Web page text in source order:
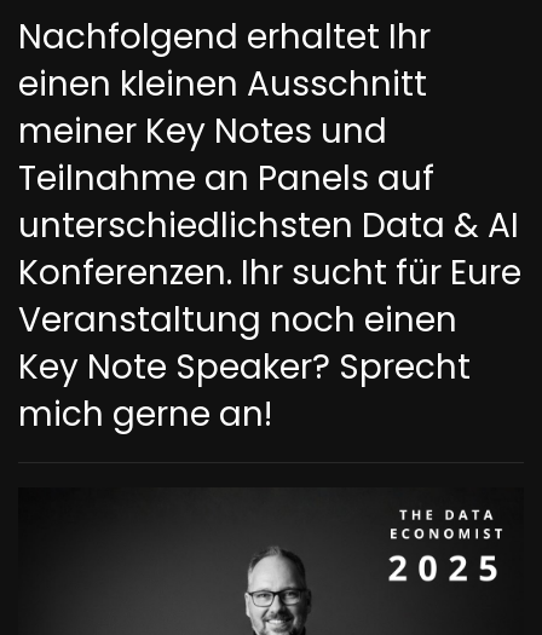
Nachfolgend erhaltet Ihr
einen kleinen Ausschnitt
meiner Key Notes und
Teilnahme an Panels auf
unterschiedlichsten Data & AI
Konferenzen. Ihr sucht für Eure
Veranstaltung noch einen
Key Note Speaker? Sprecht
mich gerne an!